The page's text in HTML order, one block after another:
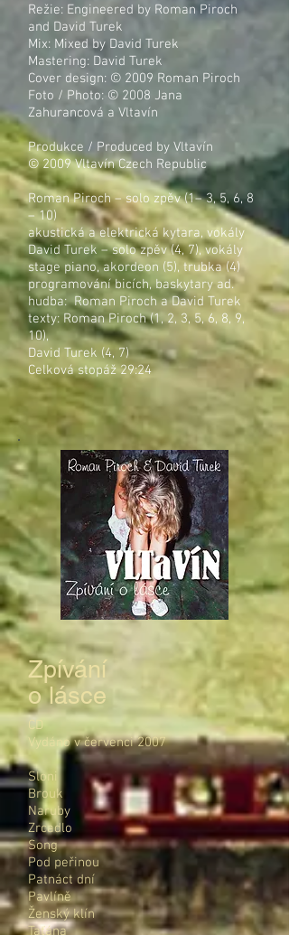
Režie: Engineered by Roman Piroch
and David Turek
Mix: Mixed by David Turek
Mastering: David Turek
Cover design: © 2009 Roman Piroch
Foto / Photo: © 2008 Jana
Zahurancová a Vltavín
Produkce / Produced by Vltavín
© 2009 Vltavín Czech Republic
Roman Piroch – solo zpěv (1– 3, 5, 6, 8
– 10)
akustická a elektrická kytara, vokály
David Turek – solo zpěv (4, 7), vokály
stage piano, akordeon (5), trubka (4)
programování bicích, baskytary ad.
hudba: Roman Piroch a David Turek
texty: Roman Piroch (1, 2, 3, 5, 6, 8, 9,
10),
David Turek (4, 7)
Celková stopáž 29:24
Zpívání
o lásce
CD
Vydáno v červenci 2007
Sloni
Brouk
Naruby
Zrcadlo
Song
Pod peřinou
Patnáct dní
Pavlíně
Ženský klín
Taťána